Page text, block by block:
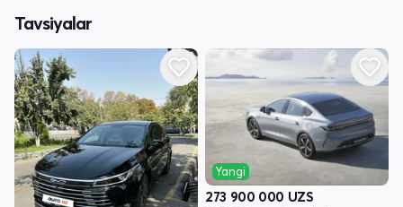
Tavsiyalar
Yangi
273 900 000 UZS